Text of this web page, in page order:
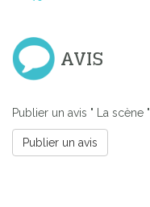
AVIS
Publier un avis " La scène "
Publier un avis